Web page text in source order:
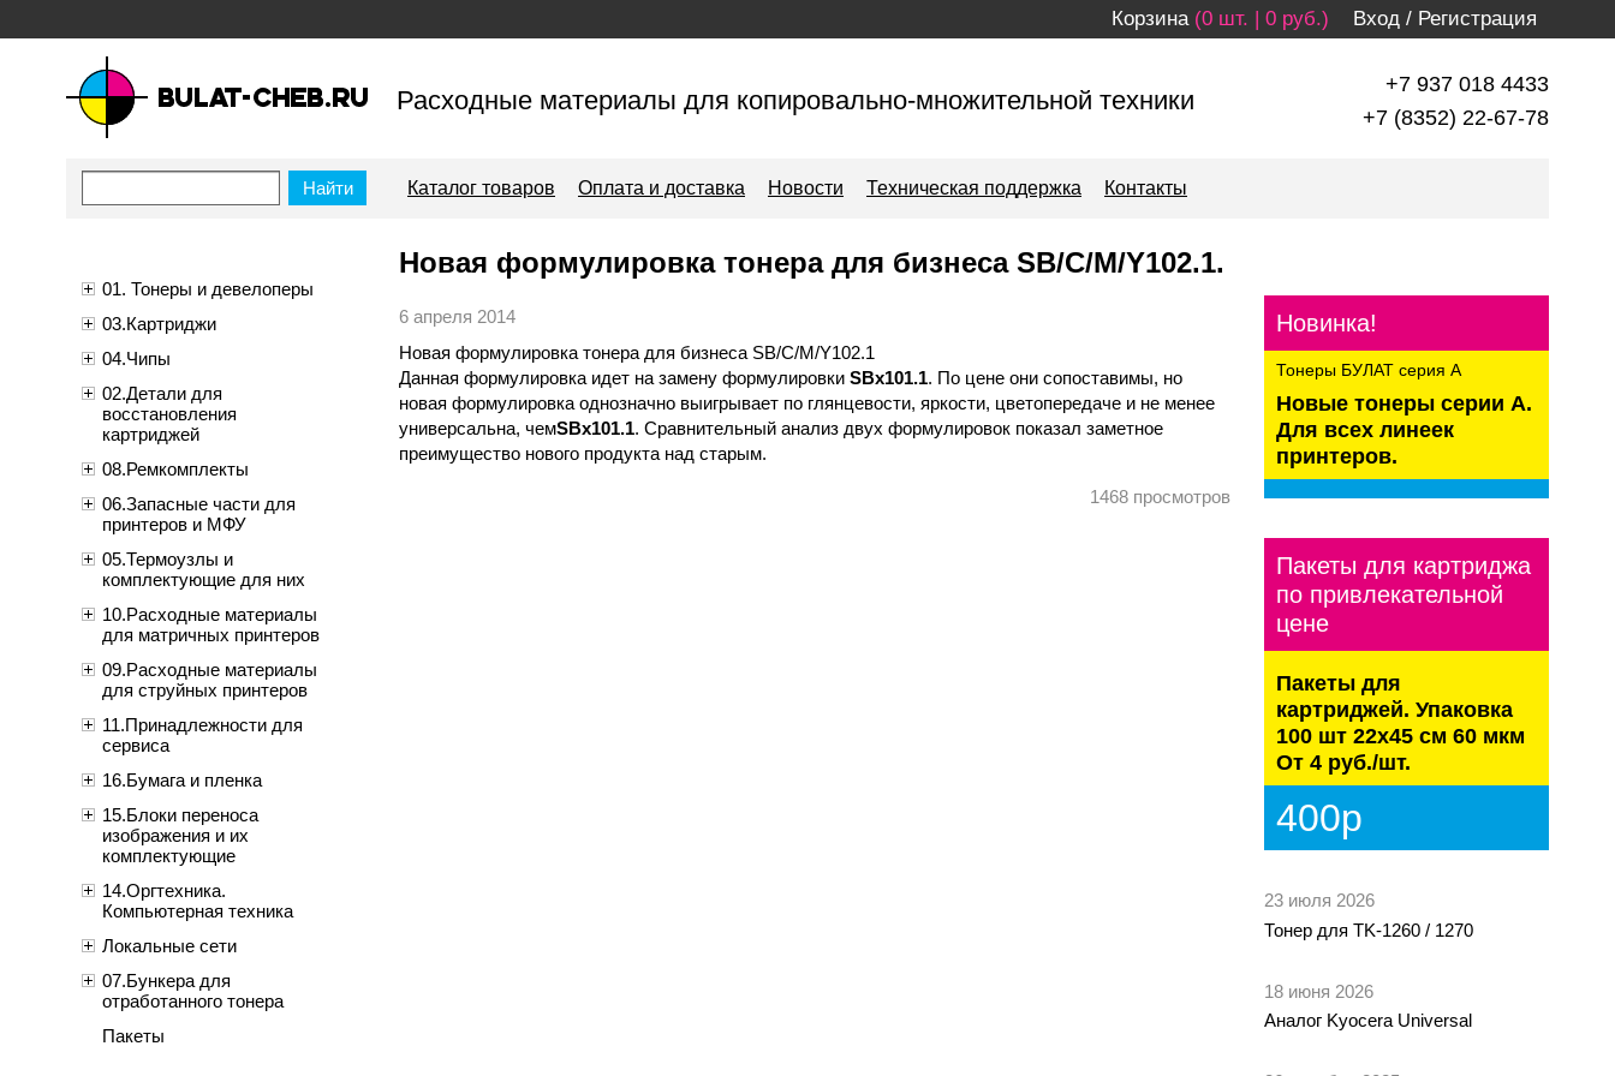
Вход / Регистрация
Корзина (0 шт. | 0 руб.)
материалы для копировально-
+7 937 018 4433
+7 (8352) 22-67-78
Расходные материалы для копировально-множительной техники
Каталог товаров Оплата и доставка Новости Техническая поддержка Контакты
01. Тонеры и девелоперы
03.Картриджи
04.Чипы
02.Детали для
восстановления
картриджей
08.Ремкомплекты
06.Запасные части для
принтеров и МФУ
05.Термоузлы и
комплектующие для них
10.Расходные материалы
для матричных принтеров
09.Расходные материалы
для струйных принтеров
11.Принадлежности для
сервиса
16.Бумага и пленка
15.Блоки переноса
изображения и их
комплектующие
14.Оргтехника.
Компьютерная техника
Локальные сети
07.Бункера для
отработанного тонера
Пакеты
Новая формулировка тонера для бизнеса SB/C/M/Y102.1.
6 апреля 2014
Новая формулировка тонера для бизнеса SB/C/M/Y102.1
Данная формулировка идет на замену формулировки SBх101.1. По цене они сопоставимы, но
новая формулировка однозначно выигрывает по глянцевости, яркости, цветопередаче и не менее
универсальна, чемSBх101.1. Сравнительный анализ двух формулировок показал заметное
преимущество нового продукта над старым.
1468 просмотров
Новинка!
Тонеры БУЛАТ серия А
Новые тонеры серии А.
Для всех линеек
принтеров.
Пакеты для картриджа
по привлекательной
цене
Пакеты для
картриджей. Упаковка
100 шт 22х45 см 60 мкм
От 4 руб./шт.
400р
23 июля 2026
Тонер для TK-1260 / 1270
18 июня 2026
Аналог Kyocera Universal